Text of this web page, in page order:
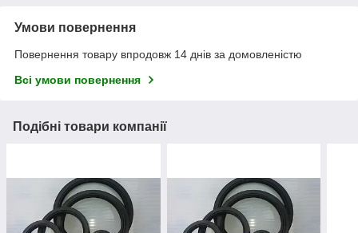
Умови повернення
Повернення товару впродовж 14 днів за домовленістю
Всі умови повернення
Подібні товари компанії